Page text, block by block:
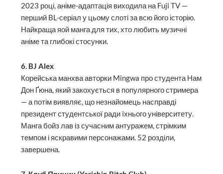
2023 році, аніме-адаптація виходила на Fuji TV —
перший BL-серіал у цьому слоті за всю його історію.
Найкраща яой манга для тих, хто любить музичні
аніме та глибокі стосунки.
6. BJ Alex
Корейська манхва авторки Mingwa про студента Нам
Дон Ґюна, який закохується в популярного стримера
— а потім виявляє, що незнайомець насправді
президент студентської ради їхнього університету.
Манга бойз лав із сучасним антуражем, стрімким
темпом і яскравими персонажами. 52 розділи,
завершена.